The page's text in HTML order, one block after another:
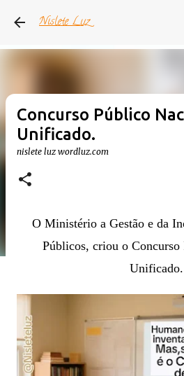
Pular para o
Nislete Luz
Concurso Público
Unificado.
nislete luz wordluz.com
O Ministério a Gestão e da
Públicos, criou o
Unificado.